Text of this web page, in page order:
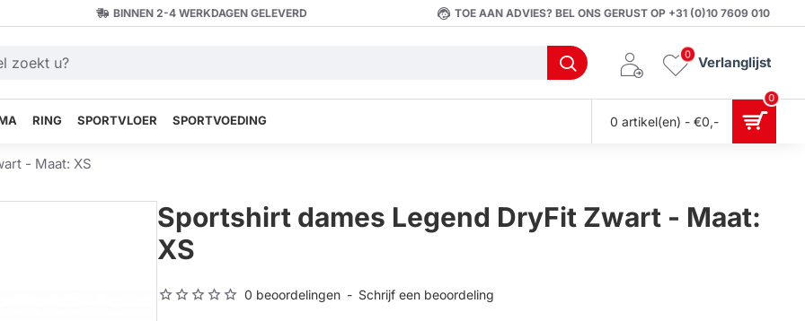
BINNEN 2-4 WERKDAGEN GELEVERD TOE AAN ADVIES? BEL ONS GERUST OP +31 (0)10 7609 010
Verlanglijst
0
RING SPORTVLOER SPORTVOEDING 0 artikel(en) - €0,-
0
- Maat: XS
Sportshirt dames Legend DryFit Zwart - Maat:
XS
0 beoordelingen - Schrijf een beoordeling